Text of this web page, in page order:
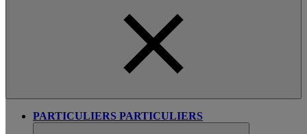
PARTICULIERS PARTICULIERS